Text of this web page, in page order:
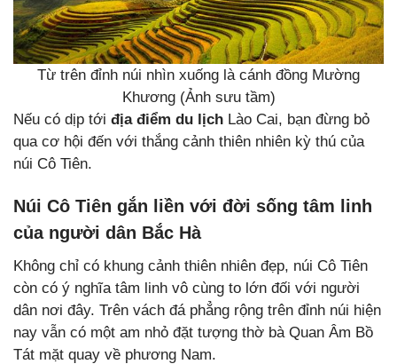
Từ trên đỉnh núi nhìn xuống là cánh đồng Mường
Khương (Ảnh sưu tầm)
Nếu có dịp tới địa điểm du lịch Lào Cai, bạn đừng bỏ
qua cơ hội đến với thắng cảnh thiên nhiên kỳ thú của
núi Cô Tiên.
Núi Cô Tiên gắn liền với đời sống tâm linh
của người dân Bắc Hà
Không chỉ có khung cảnh thiên nhiên đẹp, núi Cô Tiên
còn có ý nghĩa tâm linh vô cùng to lớn đối với người
dân nơi đây. Trên vách đá phẳng rộng trên đỉnh núi hiện
nay vẫn có một am nhỏ đặt tượng thờ bà Quan Âm Bồ
Tát mặt quay về phương Nam.